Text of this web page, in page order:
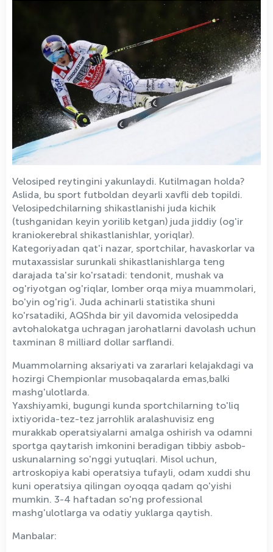
Velosiped reytingini yakunlaydi. Kutilmagan holda?
Aslida, bu sport futboldan deyarli xavfli deb topildi.
Velosipedchilarning shikastlanishi juda kichik
(tushganidan keyin yorilib ketgan) juda jiddiy (og'ir
kraniokerebral shikastlanishlar, yoriqlar).
Kategoriyadan qat'i nazar, sportchilar, havaskorlar va
mutaxassislar surunkali shikastlanishlarga teng
darajada ta'sir ko'rsatadi: tendonit, mushak va
og'riyotgan og'riqlar, lomber orqa miya muammolari,
bo'yin og'rig'i. Juda achinarli statistika shuni
ko'rsatadiki, AQShda bir yil davomida velosipedda
avtohalokatga uchragan jarohatlarni davolash uchun
taxminan 8 milliard dollar sarflandi.
Muammolarning aksariyati va zararlari kelajakdagi va
hozirgi Chempionlar musobaqalarda emas,balki
mashg'ulotlarda.
Yaxshiyamki, bugungi kunda sportchilarning to'liq
ixtiyorida-tez-tez jarrohlik aralashuvisiz eng
murakkab operatsiyalarni amalga oshirish va odamni
sportga qaytarish imkonini beradigan tibbiy asbob-
uskunalarning so'nggi yutuqlari. Misol uchun,
artroskopiya kabi operatsiya tufayli, odam xuddi shu
kuni operatsiya qilingan oyoqqa qadam qo'yishi
mumkin. 3-4 haftadan so'ng professional
mashg'ulotlarga va odatiy yuklarga qaytish.
Manbalar: